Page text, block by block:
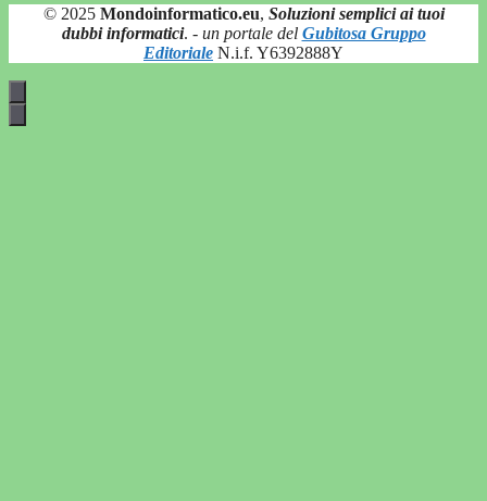
© 2025 Mondoinformatico.eu, Soluzioni semplici ai tuoi
dubbi informatici. - un portale del Gubitosa Gruppo
Editoriale N.i.f. Y6392888Y